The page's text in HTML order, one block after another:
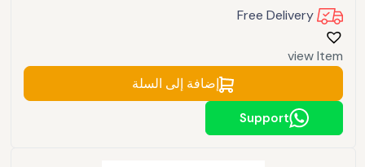
Free Delivery
view Item
إضافة إلى السلة
Support